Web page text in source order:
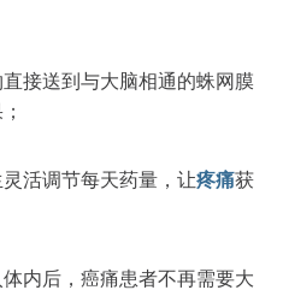
接送到与大脑相通的蛛网膜
活调节每天药量，让疼痛获
内后，癌痛患者不再需要大